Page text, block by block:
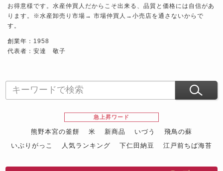
お得意様です。水産仲買人だからこそ出来る、品質と価格には自信があ
ります。※水産卸売り市場→ 市場仲買人→小売店を通さないからで
す。
創業年：1958
代表者：安達 敬子
急上昇ワード
熊野本宮の釜餅 米 新商品 いづう
飛鳥の蘇
いぶりがっこ
人気ランキング 下仁田納豆
江戸前ちば海苔